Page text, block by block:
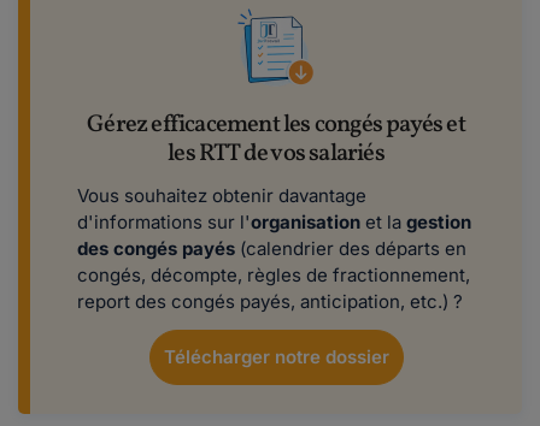
Gérez efficacement les congés payés et
les RTT de vos salariés
Vous souhaitez obtenir davantage
d'informations sur l'organisation et la gestion
des congés payés (calendrier des départs en
congés, décompte, règles de fractionnement,
report des congés payés, anticipation, etc.) ?
Télécharger notre dossier